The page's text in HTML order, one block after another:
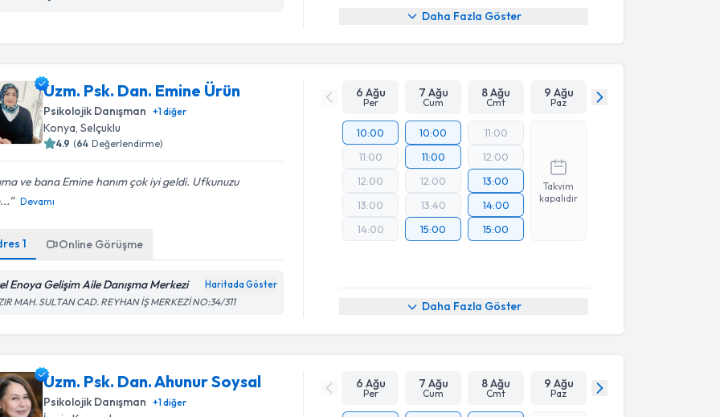
Daha Fazla Göster
Uzm. Psk. Dan. Emine Ürün
Psikolojik Danışman +1diğer
Konya, Selçuklu
4.9 (64 Değerlendirme)
ve bana Emine hanım çok iyi geldi. Ufkunuzu
Devamı
1 Online Görüşme
Enoya Gelişim Aile Danışma Merkezi Haritada Göster
MAH. SULTAN CAD. REYHAN İŞ MERKEZİ NO:34/311
6 Ağu
Per
7 Ağu
Cum
8 Ağu
Cmt
9 Ağu
Paz
10:00
11:00
12:00
13:00
14:00
10:00
11:00
12:00
13:40
15:00
11:00
12:00
13:00
14:00
15:00
Takvim
kapalıdır
Daha Fazla Göster
Uzm. Psk. Dan. Ahunur Soysal
Psikolojik Danışman +1diğer
6 Ağu
Per
7 Ağu
Cum
8 Ağu
Cmt
9 Ağu
Paz